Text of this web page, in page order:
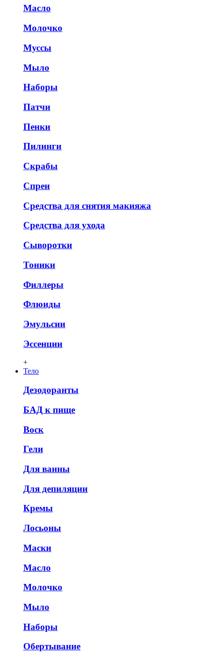
Масло
Молочко
Муссы
Мыло
Наборы
Патчи
Пенки
Пилинги
Скрабы
Спреи
Средства для снятия макияжа
Средства для ухода
Сыворотки
Тоники
Филлеры
Флюиды
Эмульсии
Эссенции
+
Тело
Дезодоранты
БАД к пище
Воск
Гели
Для ванны
Для депиляции
Кремы
Лосьоны
Маски
Масло
Молочко
Мыло
Наборы
Обертывание